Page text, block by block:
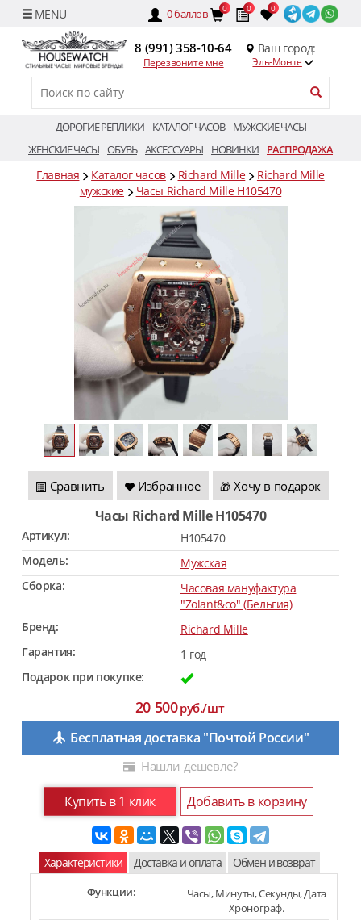
0баллов 0 0 0
8 (991) 358-10-64
Перезвоните мне
Ваш город:
Эль-Монте
ДОРОГИЕ РЕПЛИКИ КАТАЛОГ ЧАСОВ
МУЖСКИЕ ЧАСЫ
ЖЕНСКИЕ ЧАСЫ ОБУВЬ АКСЕССУАРЫ НОВИНКИ РАСПРОДАЖА
Главная Каталог часов Richard Mille
Richard Mille
мужские
Часы Richard Mille H105470
Сравнить Избранное 🎁 Хочу в подарок
Часы Richard Mille H105470
Артикул:
H105470
Модель:
Мужская
Сборка:
Часовая мануфактура
"Zolant&co" (Бельгия)
Бренд:
Richard Mille
Гарантия:
1 год
Подарок при покупке:
20 500руб./шт
Бесплатная доставка "Почтой России"
Нашли дешевле?
Купить в 1 клик Добавить в корзину
Характеристики Доставка и оплата Обмен и возврат
Функции:
Часы, Минуты, Секунды, Дата
Хронограф.